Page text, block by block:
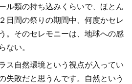
ル類の持ち込みくらいで、ほとん
日間の祭りの期間中、何度かセレ
。そのセレモニーは、地球への感
い。
ス自然環境という視点が入ってい
失敗だと思うんです。自然という